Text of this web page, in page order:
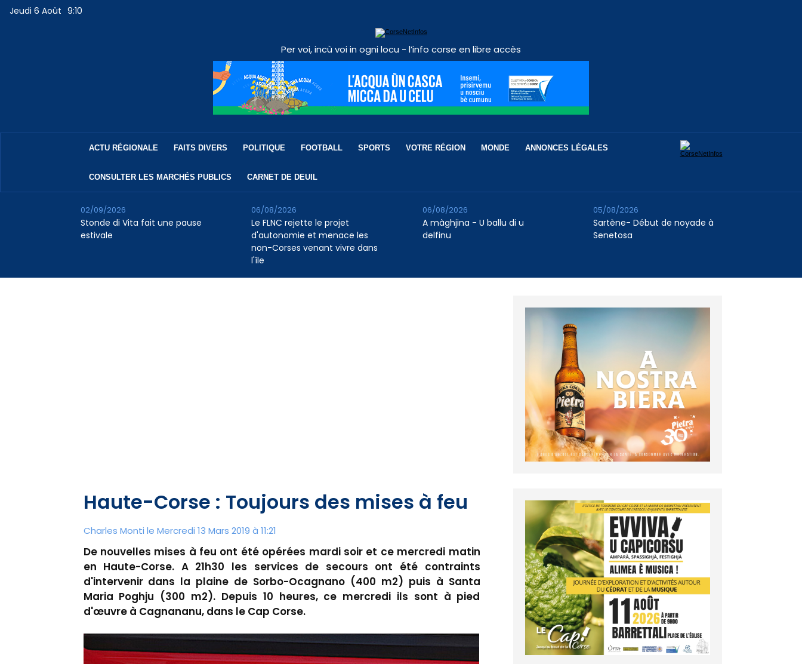
Jeudi 6 Août 9:10
Per voi, incù voi in ogni locu - l’info corse en libre accès
ACTU RÉGIONALE FAITS DIVERS POLITIQUE FOOTBALL SPORTS VOTRE RÉGION MONDE ANNONCES LÉGALES
CONSULTER LES MARCHÉS PUBLICS CARNET DE DEUIL
Stonde di Vita fait une pause
estivale
02/09/2026
Le FLNC rejette le projet
d'autonomie et menace les
non-Corses venant vivre dans
l'île
06/08/2026
A màghjina - U ballu di u
delfinu
06/08/2026
Sartène- Début de noyade à
Senetosa
05/08/2026
Haute-Corse : Toujours des mises à feu
Charles Monti le Mercredi 13 Mars 2019 à 11:21
De nouvelles mises à feu ont été opérées mardi soir et ce mercredi matin
en Haute-Corse. A 21h30 les services de secours ont été contraints
d'intervenir dans la plaine de Sorbo-Ocagnano (400 m2) puis à Santa
Maria Poghju (300 m2). Depuis 10 heures, ce mercredi ils sont à pied
d'œuvre à Cagnananu, dans le Cap Corse.